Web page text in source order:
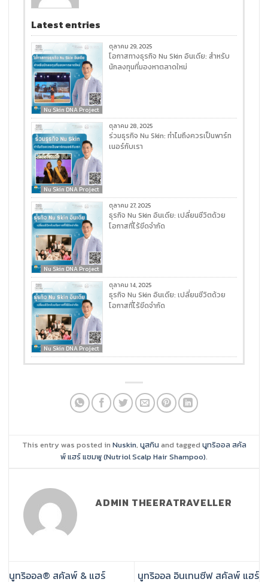
Latest entries
Nu Skin DNA Project
ตุลาคม 29, 2025
โอกาสทางธุรกิจ Nu Skin อินเดีย: สำหรับ
นักลงทุนที่มองหาตลาดใหม่
Nu Skin DNA Project
ตุลาคม 28, 2025
ร่วมธุรกิจ Nu Skin: ทำไมถึงควรเป็นพาร์ท
เนอร์กับเรา
Nu Skin DNA Project
ตุลาคม 27, 2025
ธุรกิจ Nu Skin อินเดีย: เปลี่ยนชีวิตด้วย
โอกาสที่ไร้ขีดจำกัด
Nu Skin DNA Project
ตุลาคม 14, 2025
ธุรกิจ Nu Skin อินเดีย: เปลี่ยนชีวิตด้วย
โอกาสที่ไร้ขีดจำกัด
This entry was posted in Nuskin, นูสกิน and tagged นูทริออล สคัล
พ์ แฮร์ แชมพู (Nutriol Scalp Hair Shampoo).
ADMIN THEERATRAVELLER
นูทริออล® สคัลพ์ & แฮร์
นูทริออล อินเทนซีฟ สคัลพ์ แฮร์